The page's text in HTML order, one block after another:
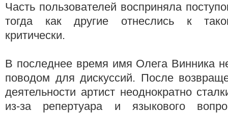
Часть пользователей восприняла
тогда как другие отнеслись к
критически.
В последнее время имя Олега Винника
поводом для дискуссий. После
деятельности артист неоднократно
из-за репертуара и языкового